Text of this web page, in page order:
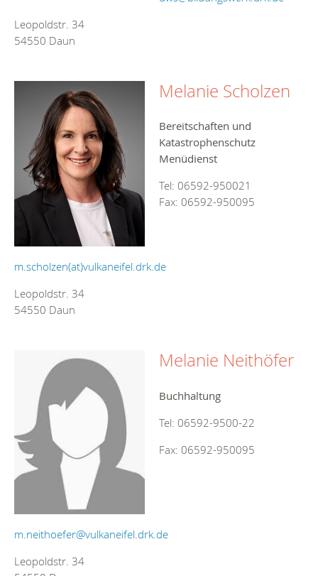
Leopoldstr. 34
54550 Daun
Melanie Scholzen
Bereitschaften und
Katastrophenschutz
Menüdienst
Tel: 06592-950021
Fax: 06592-950095
m.scholzen(at)vulkaneifel.drk.de
Leopoldstr. 34
54550 Daun
Melanie Neithöfer
Buchhaltung
Tel: 06592-9500-22
Fax: 06592-950095
m.neithoefer@vulkaneifel.drk.de
Leopoldstr. 34